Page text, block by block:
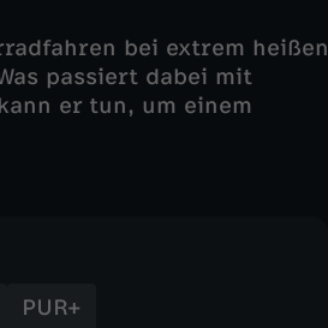
bei extrem heißen
passiert dabei mit
er tun, um einem
PUR+